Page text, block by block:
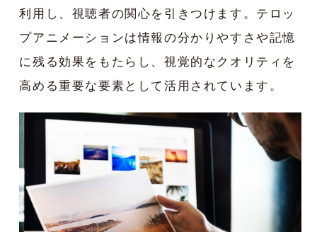
利用し、視聴者の関心を引きつけます。テロッ
プアニメーションは情報の分かりやすさや記憶
に残る効果をもたらし、視覚的なクオリティを
高める重要な要素として活用されています。